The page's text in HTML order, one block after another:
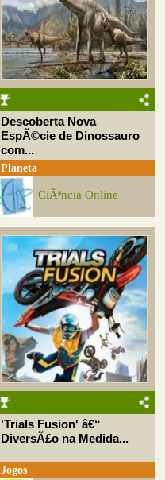
Descoberta Nova
EspÃ©cie de Dinossauro
com...
Planeta
CiÃªncia Online
'Trials Fusion' â€“
DiversÃ£o na Medida...
Jogos